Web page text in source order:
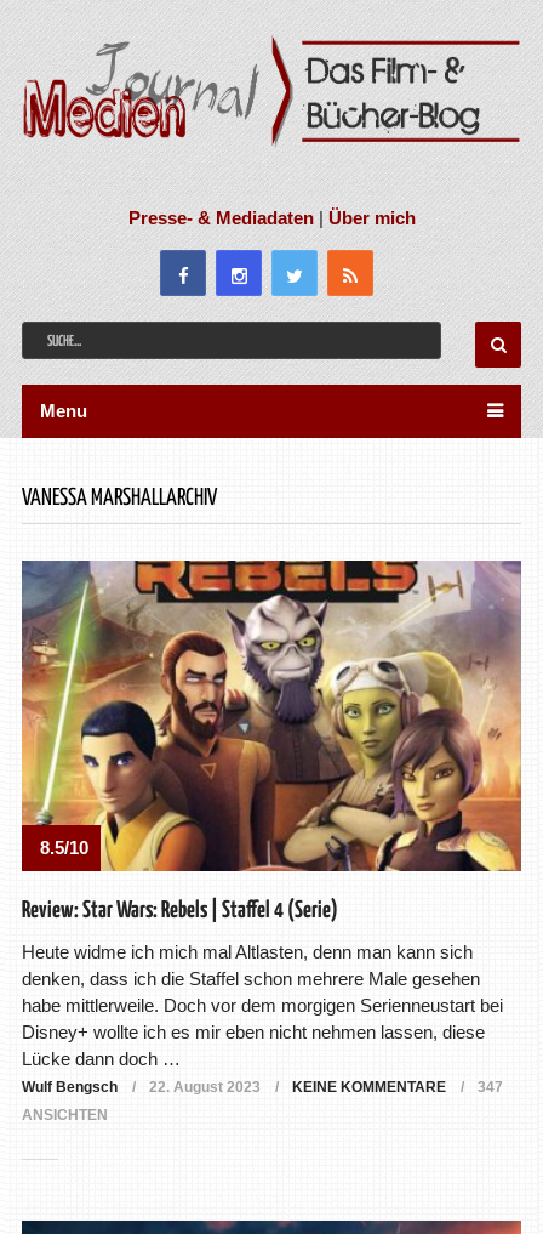
Presse- & Mediadaten|Über mich
Menu
VANESSA MARSHALLARCHIV
8.5/10
Review: Star Wars: Rebels | Staffel 4 (Serie)
Heute widme ich mich mal Altlasten, denn man kann sich
denken, dass ich die Staffel schon mehrere Male gesehen
habe mittlerweile. Doch vor dem morgigen Serienneustart bei
Disney+ wollte ich es mir eben nicht nehmen lassen, diese
Lücke dann doch …
Wulf Bengsch 22. August 2023 KEINE KOMMENTARE
347
ANSICHTEN